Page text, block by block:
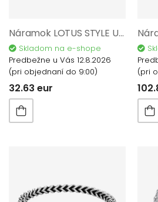
Náramok LOTUS STYLE Urban Man S1829-2/A
Skladom na e-shope
Predbežne u Vás 12.8.2026
(pri objednaní do 9:00)
32.63 eur
(pri